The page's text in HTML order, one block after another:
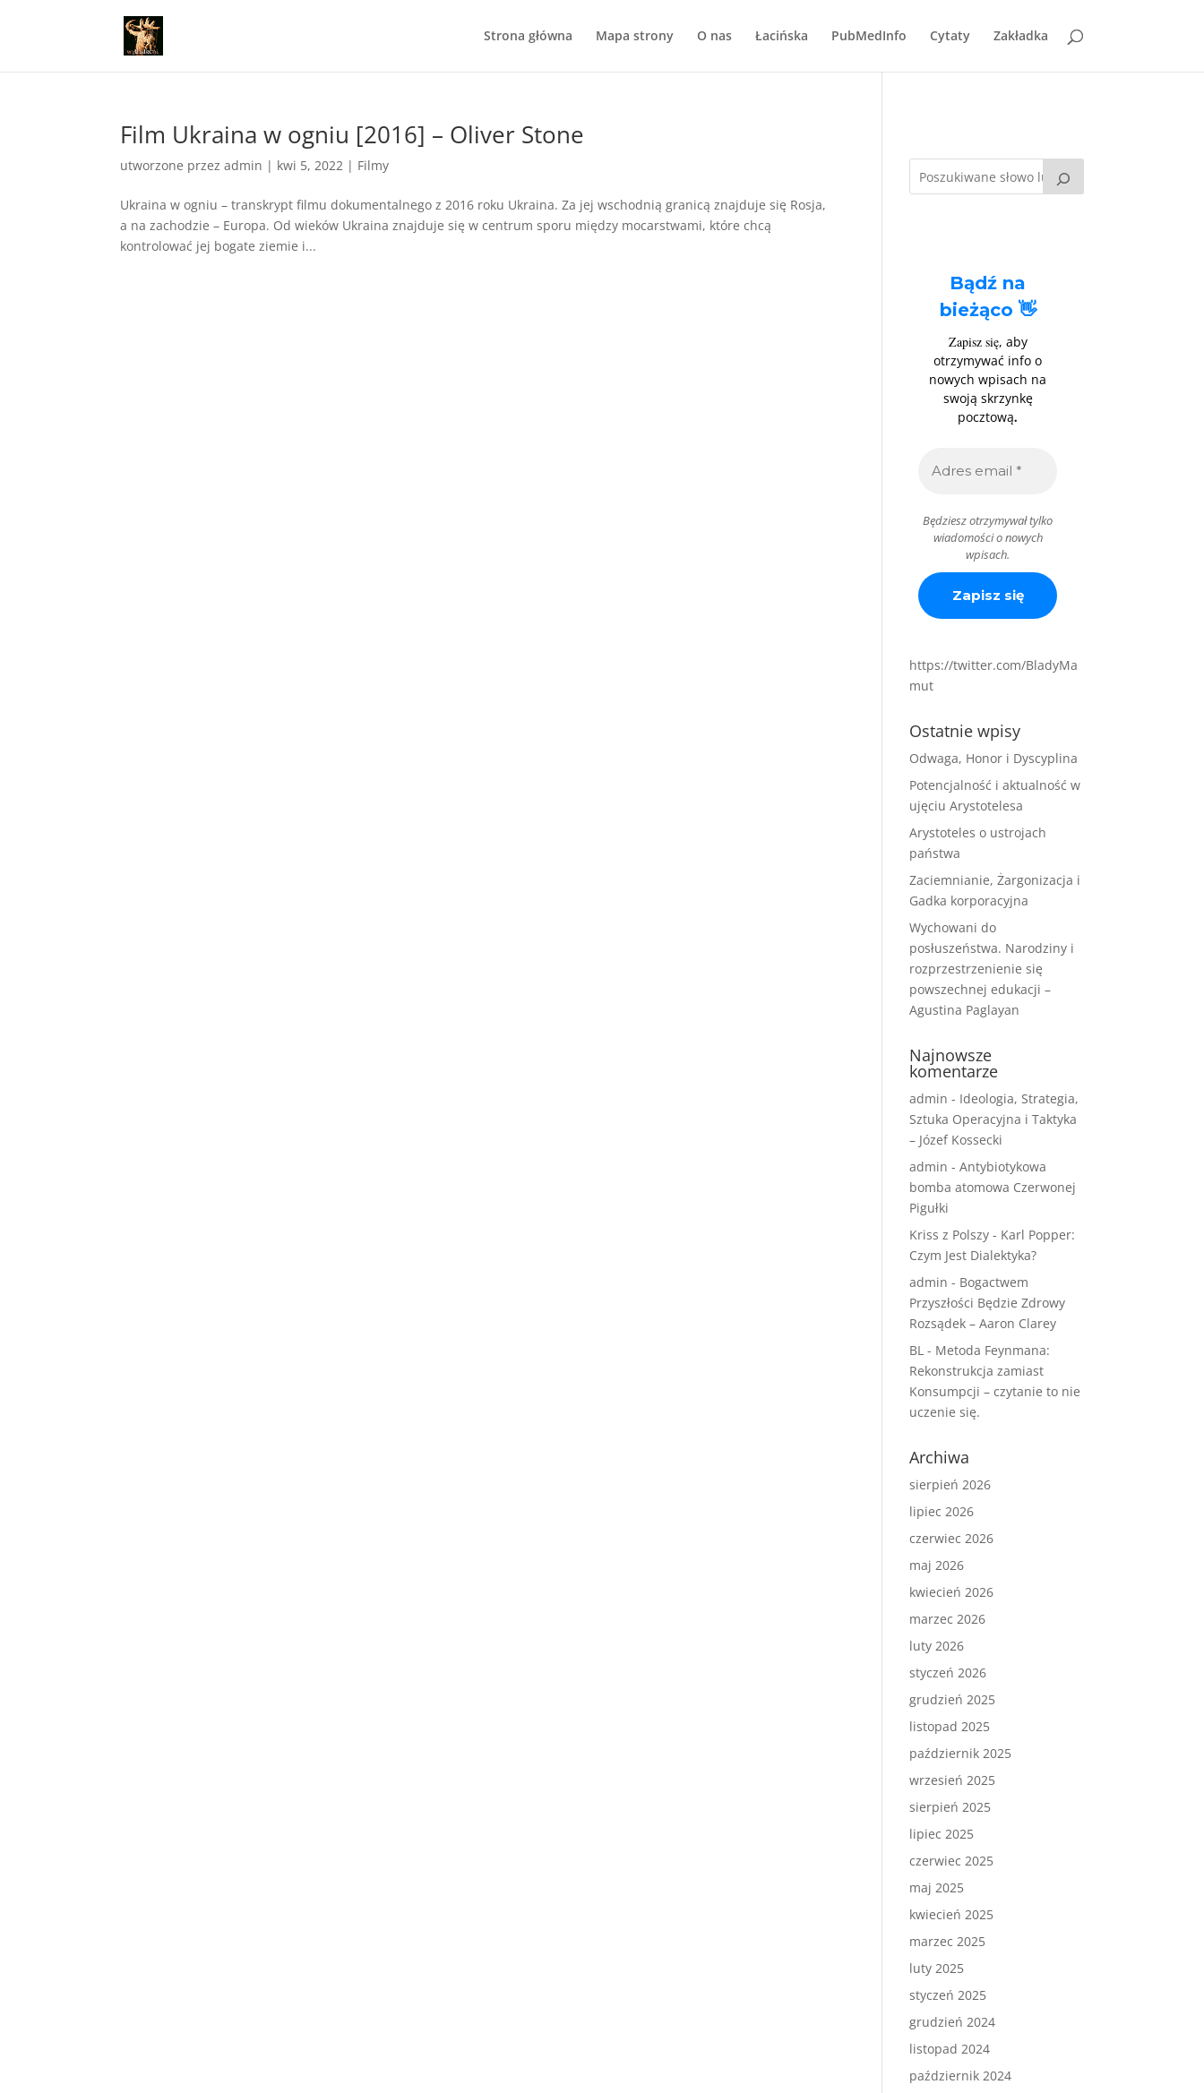
Strona główna Mapa strony O nas Łacińska PubMedInfo Cytaty Zakładka
Film Ukraina w ogniu [2016] – Oliver Stone
utworzone przezadmin | kwi 5, 2022 | Filmy
Ukraina w ogniu – transkrypt filmu dokumentalnego z 2016 roku Ukraina. Za jej wschodnią granicą znajduje się Rosja,
a na zachodzie – Europa. Od wieków Ukraina znajduje się w centrum sporu między mocarstwami, które chcą
kontrolować jej bogate ziemie i...
Bądź na
bieżąco 👋
Zapisz się, aby
otrzymywać info o
nowych wpisach na
swoją skrzynkę
pocztową.
Będziesz otrzymywał tylko
wiadomości o nowych
wpisach.
https://twitter.com/BladyMa
mut
Ostatnie wpisy
Odwaga, Honor i Dyscyplina
Potencjalność i aktualność w
ujęciu Arystotelesa
Arystoteles o ustrojach
państwa
Zaciemnianie, Żargonizacja i
Gadka korporacyjna
Wychowani do
posłuszeństwa. Narodziny i
rozprzestrzenienie się
powszechnej edukacji –
Agustina Paglayan
Najnowsze
komentarze
admin - Ideologia, Strategia,
Sztuka Operacyjna i Taktyka
– Józef Kossecki
admin -Antybiotykowa
bomba atomowa Czerwonej
Pigułki
Kriss z Polszy - Karl Popper:
Czym Jest Dialektyka?
admin - Bogactwem
Przyszłości Będzie Zdrowy
Rozsądek – Aaron Clarey
BL - Metoda Feynmana:
Rekonstrukcja zamiast
Konsumpcji – czytanie to nie
uczenie się.
Archiwa
sierpień 2026
lipiec 2026
czerwiec 2026
maj 2026
kwiecień 2026
marzec 2026
luty 2026
styczeń 2026
grudzień 2025
listopad 2025
październik 2025
wrzesień 2025
sierpień 2025
lipiec 2025
czerwiec 2025
maj 2025
kwiecień 2025
marzec 2025
luty 2025
styczeń 2025
grudzień 2024
listopad 2024
październik 2024